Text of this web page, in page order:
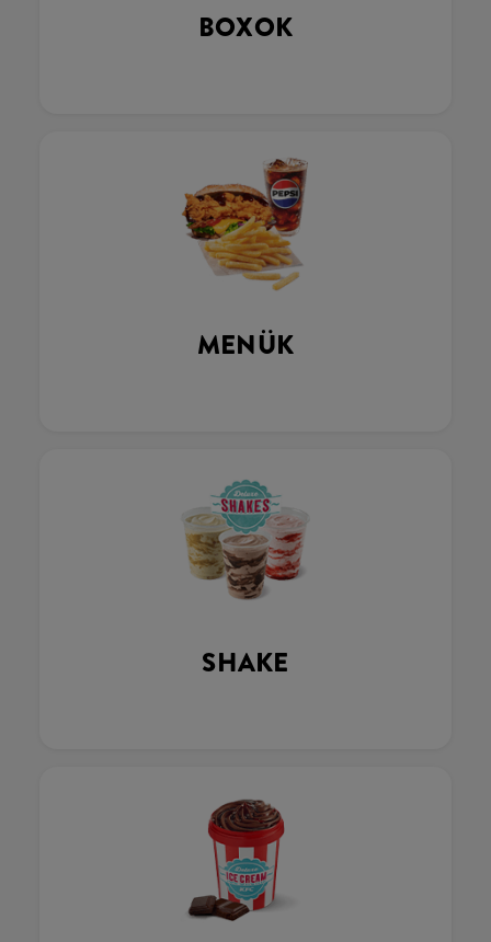
BOXOK
MENÜK
SHAKE